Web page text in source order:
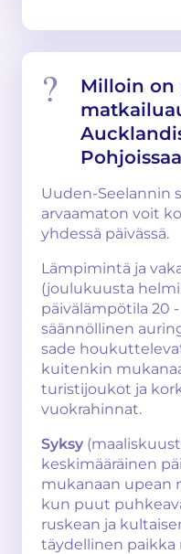
Milloin on
Uuden-Seelannin
arvaamaton voit
yhdessä päivässä.
Lämpimintä ja
(joulukuusta
päivälämpötila 20
säännöllinen
sade
kuitenkin
turistijoukot ja
vuokrahinnat.
Syksy
keskimääräinen
mukanaan upean
kun puut
ruskean ja
täydellinen paikka